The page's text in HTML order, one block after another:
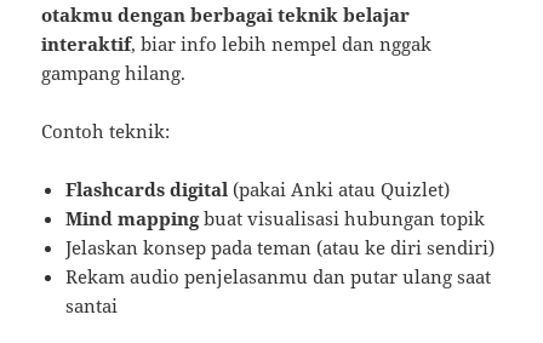
otakmu dengan berbagai teknik belajar
interaktif, biar info lebih nempel dan nggak
gampang hilang.
Contoh teknik:
Flashcards digital (pakai Anki atau Quizlet)
Mind mappingbuat visualisasi hubungan topik
Jelaskan konsep pada teman (atau ke diri sendiri)
Rekam audio penjelasanmu dan putar ulang saat
santai